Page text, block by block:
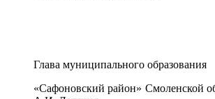
Глава муниципального образования
«Сафоновский район»